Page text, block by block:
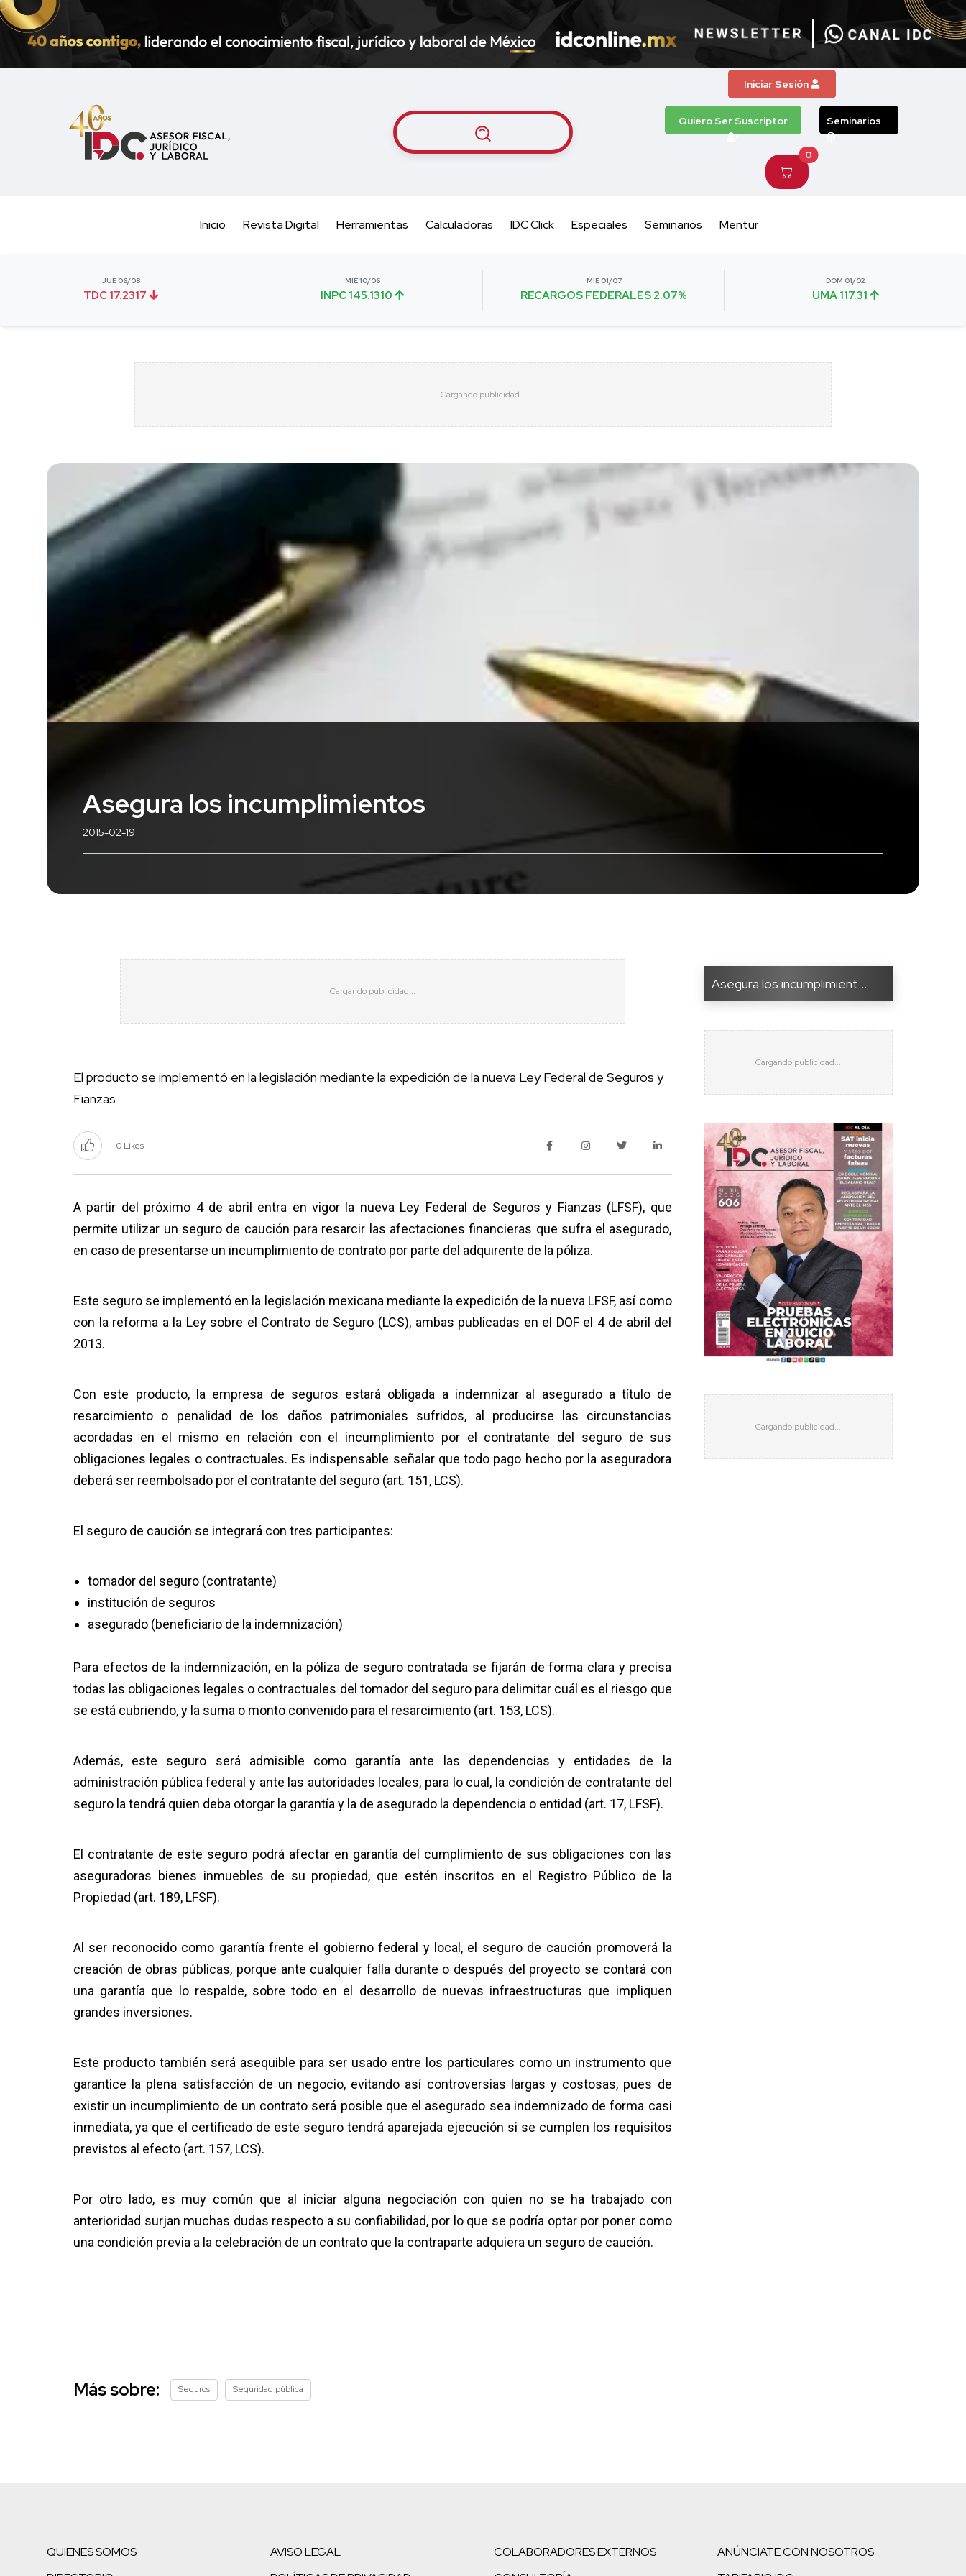
Iniciar Sesión
Quiero Ser Suscriptor Seminarios
0
Inicio Revista Digital Herramientas Calculadoras IDC Click Especiales Seminarios Mentur
JUE 06/08
TDC 17.2317
MIE 10/06
INPC 145.1310
MIE 01/07
RECARGOS FEDERALES 2.07%
DOM 01/02
UMA 117.31
Asegura los incumplimientos
2015-02-19
El producto se implementó en la legislación mediante la expedición de la nueva Ley Federal de Seguros y
Fianzas
0 Likes
A partir del próximo 4 de abril entra en vigor la nueva Ley Federal de Seguros y Fianzas (LFSF), que
permite utilizar un seguro de caución para resarcir las afectaciones financieras que sufra el asegurado,
en caso de presentarse un incumplimiento de contrato por parte del adquirente de la póliza.
Este seguro se implementó en la legislación mexicana mediante la expedición de la nueva LFSF, así como
con la reforma a la Ley sobre el Contrato de Seguro (LCS), ambas publicadas en el DOF el 4 de abril del
2013.
Con este producto, la empresa de seguros estará obligada a indemnizar al asegurado a título de
resarcimiento o penalidad de los daños patrimoniales sufridos, al producirse las circunstancias
acordadas en el mismo en relación con el incumplimiento por el contratante del seguro de sus
obligaciones legales o contractuales. Es indispensable señalar que todo pago hecho por la aseguradora
deberá ser reembolsado por el contratante del seguro (art. 151, LCS).
El seguro de caución se integrará con tres participantes:
tomador del seguro (contratante)
institución de seguros
asegurado (beneficiario de la indemnización)
Para efectos de la indemnización, en la póliza de seguro contratada se fijarán de forma clara y precisa
todas las obligaciones legales o contractuales del tomador del seguro para delimitar cuál es el riesgo que
se está cubriendo, y la suma o monto convenido para el resarcimiento (art. 153, LCS).
Además, este seguro será admisible como garantía ante las dependencias y entidades de la
administración pública federal y ante las autoridades locales, para lo cual, la condición de contratante del
seguro la tendrá quien deba otorgar la garantía y la de asegurado la dependencia o entidad (art. 17, LFSF).
El contratante de este seguro podrá afectar en garantía del cumplimiento de sus obligaciones con las
aseguradoras bienes inmuebles de su propiedad, que estén inscritos en el Registro Público de la
Propiedad (art. 189, LFSF).
Al ser reconocido como garantía frente el gobierno federal y local, el seguro de caución promoverá la
creación de obras públicas, porque ante cualquier falla durante o después del proyecto se contará con
una garantía que lo respalde, sobre todo en el desarrollo de nuevas infraestructuras que impliquen
grandes inversiones.
Este producto también será asequible para ser usado entre los particulares como un instrumento que
garantice la plena satisfacción de un negocio, evitando así controversias largas y costosas, pues de
existir un incumplimiento de un contrato será posible que el asegurado sea indemnizado de forma casi
inmediata, ya que el certificado de este seguro tendrá aparejada ejecución si se cumplen los requisitos
previstos al efecto (art. 157, LCS).
Por otro lado, es muy común que al iniciar alguna negociación con quien no se ha trabajado con
anterioridad surjan muchas dudas respecto a su confiabilidad, por lo que se podría optar por poner como
una condición previa a la celebración de un contrato que la contraparte adquiera un seguro de caución.
Asegura los incumplimient...
Más sobre: Seguros Seguridad pública
QUIENES SOMOS
AVISO LEGAL
COLABORADORES EXTERNOS
ANÚNCIATE CON NOSOTROS